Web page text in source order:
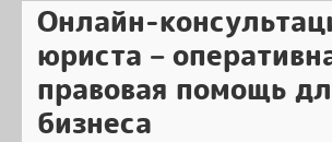
Онлайн-
юриста –
правовая помощь
бизнеса